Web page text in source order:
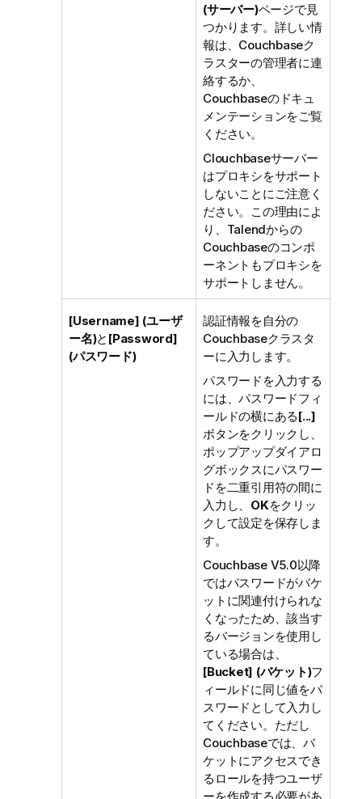
(サーバー)ページで見
つかります。詳しい情
報は、Couchbaseク
ラスターの管理者に連
絡するか、
Couchbaseのドキュ
メンテーションをご覧
ください。
Clouchbaseサーバー
はプロキシをサポート
しないことにご注意く
ださい。この理由によ
り、 Talendからの
Couchbaseのコンポ
ーネントもプロキシを
サポートしません。
[Username] (ユーザ
ー名)と [Password]
(パスワード)
認証情報を自分の
Couchbaseクラスタ
ーに入力します。
パスワードを入力する
には、パスワードフィ
ールドの横にある[...]
ボタンをクリックし、
ポップアップダイアロ
グボックスにパスワー
ドを二重引用符の間に
入力し、 OKをクリッ
クして設定を保存しま
す。
Couchbase V5.0以降
ではパスワードがバケ
ットに関連付けられな
くなったため、該当す
るバージョンを使用し
ている場合は、
[Bucket] (バケット)フ
ィールドに同じ値をパ
スワードとして入力し
てください。ただし
Couchbaseでは、バ
ケットにアクセスでき
るロールを持つユーザ